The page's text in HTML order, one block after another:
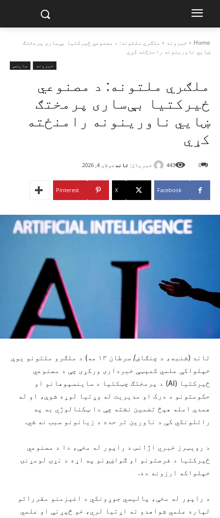
Home خبرونه
ملګري ملتونه: د مصنوعي ځیرکتیا بې‌ساری پرمختګ
ښايي ناورینونه رامنځته کړي
خبرونه ساینس
ملګري ملتونه: د مصنوعي
ځیرکتیا بې‌ساری پرمختګ
ښايي ناورینونه رامنځته
کړي
خبریال: تاند جولای 4, 2026 0
443
Facebook
X
Pinterest
تاند (شنبه، د چنګاښ/ سرطان ۱۳ مه) د ملګرو ملتونو یوې
خپلواکې علمي کمېټې خبرداری ورکړی چې د مصنوعي
ځیرکتیا (AI) د پرمختګ چټکتیا د ساینسپوهانو او
حکومتونو د درک او مدیریت له وړتیا لوړه شوې، او له
همدې امله هېڅ تضمین نشته چې دا ټکنالوژي به په
راتلونکي کې د ناورین تر حده د زیانونو سبب نه شي.
د رویټرز خبري اژانس د راپور له مخې، دا د مصنوعي
ځیرکتیا د فرصتونو او ګواښونو په اړه د نړۍ لومړنۍ
خپلواکه ارزونه ده.
د راپور له مخې، پالیسي جوړونکي د اغېزمنو مقرراتو
لپاره علمي شواهدو ته اړتیا لري، خو څېړنې او علمي